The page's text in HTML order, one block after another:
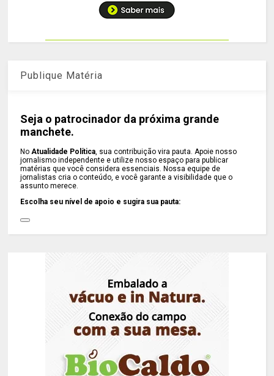
Publique Matéria
Seja o patrocinador da próxima grande
manchete.
NoAtualidade Política, sua contribuição vira pauta. Apoie nosso
jornalismo independente e utilize nosso espaço para publicar
matérias que você considera essenciais. Nossa equipe de
jornalistas cria o conteúdo, e você garante a visibilidade que o
assunto merece.
Escolha seu nível de apoio e sugira sua pauta: